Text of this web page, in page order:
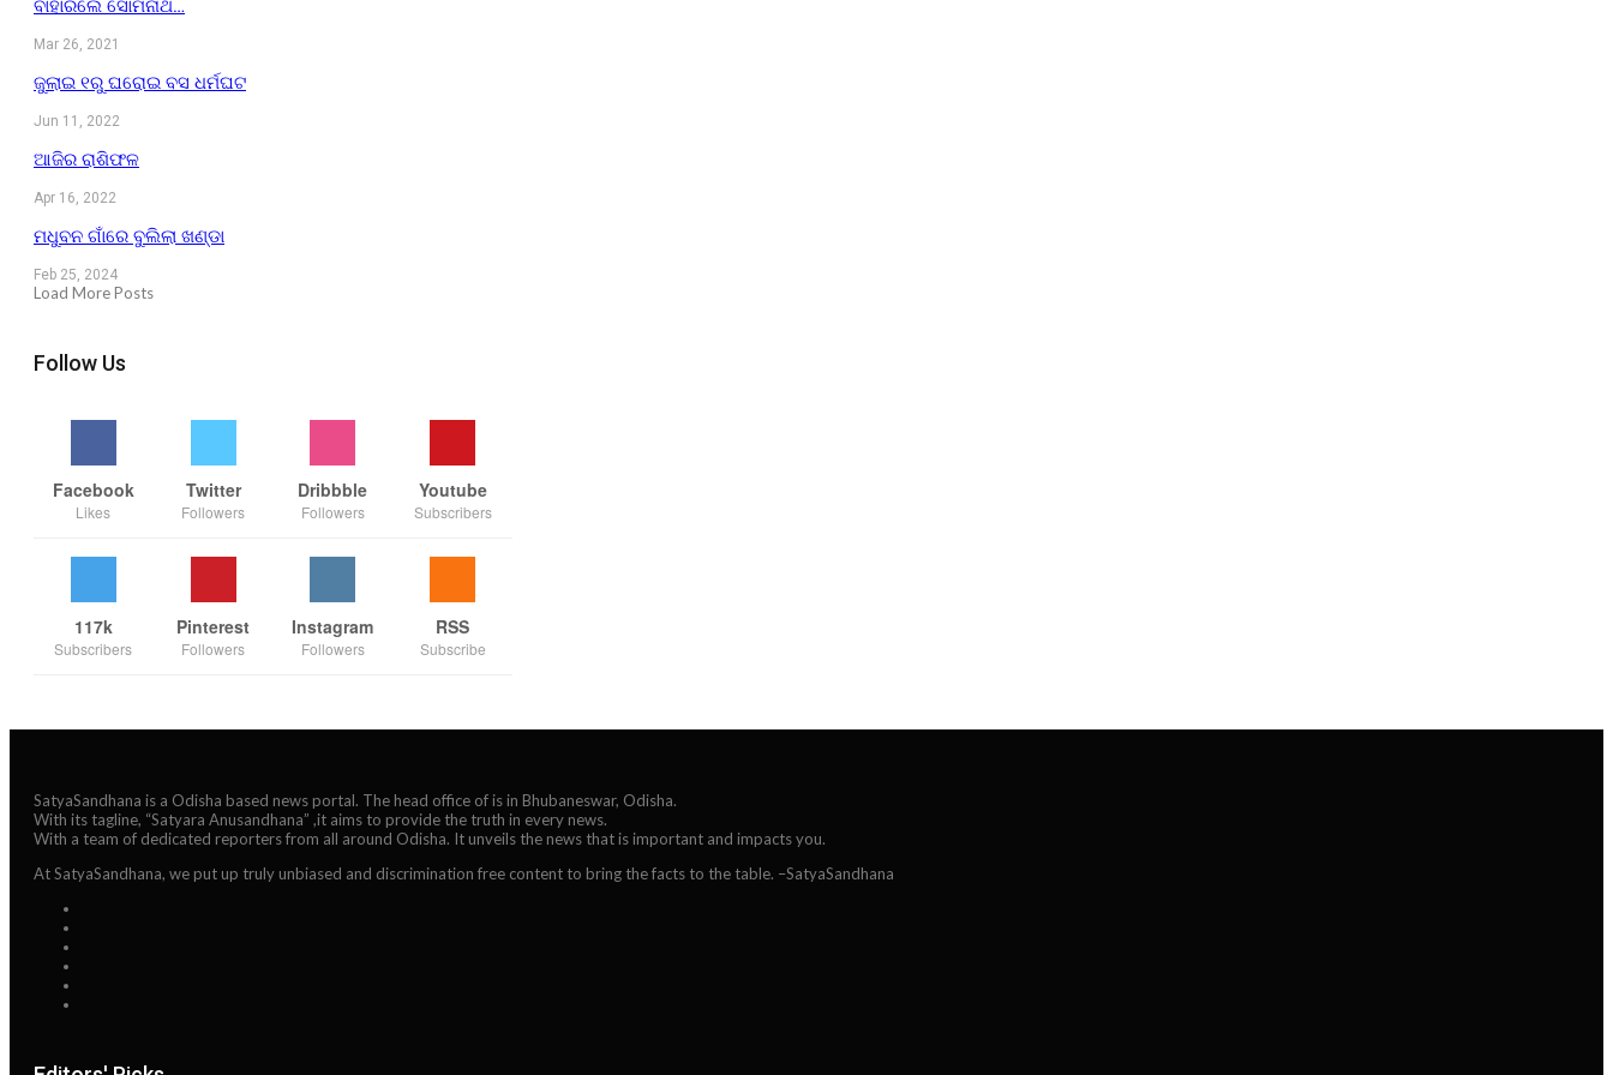
ବାହାରିଲେ ସୋମନାଥ…
Mar 26, 2021
ଜୁଲାଇ ୧ରୁ ଘରୋଇ ବସ ଧର୍ମଘଟ
Jun 11, 2022
ଆଜିର ରାଶିଫଳ
Apr 16, 2022
ମଧୁବନ ଗାଁରେ ବୁଲିଲା ଖଣ୍ଡା
Feb 25, 2024
Load More Posts
Follow Us
Facebook
Likes
Twitter
Followers
Dribbble
Followers
Youtube
Subscribers
117k
Subscribers
Pinterest
Followers
Instagram
Followers
RSS
Subscribe
SatyaSandhana is a Odisha based news portal. The head office of is in Bhubaneswar, Odisha.
With its tagline, “Satyara Anusandhana” ,it aims to provide the truth in every news.
With a team of dedicated reporters from all around Odisha. It unveils the news that is important and impacts you.
At SatyaSandhana, we put up truly unbiased and discrimination free content to bring the facts to the table. –SatyaSandhana